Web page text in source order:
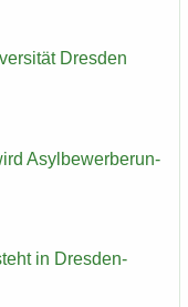
Dres­den
Asyl­be­wer­ber­un­
in Dresden-​